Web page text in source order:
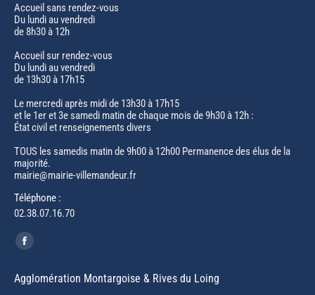
Accueil sans rendez-vous
Du lundi au vendredi
de 8h30 à 12h
Accueil sur rendez-vous
Du lundi au vendredi
de 13h30 à 17h15
Le mercredi après midi de 13h30 à 17h15
et le 1er et 3e samedi matin de chaque mois de 9h30 à 12h :
État civil et renseignements divers
TOUS les samedis matin de 9h00 à 12h00 Permanence des élus de la
majorité.
mairie@mairie-villemandeur.fr
Téléphone :
02.38.07.16.70
Trouvez nous sur :
Facebook
opens
Agglomération Montargoise & Rives du Loing